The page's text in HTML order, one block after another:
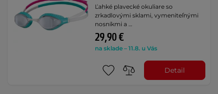
Ľahké plavecké okuliare so
zrkadlovými sklami, vymeniteľnými
nosníkmi a …
29,90 €
na sklade – 11.8. u Vás
Detail